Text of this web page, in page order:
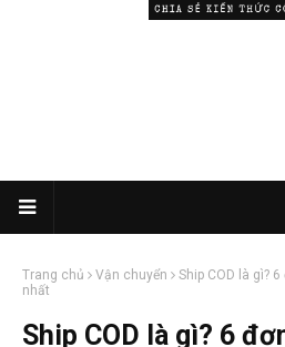
Trang chủ Vận chuyển
Ship COD là gì?
nhất
Ship COD là gì? 6